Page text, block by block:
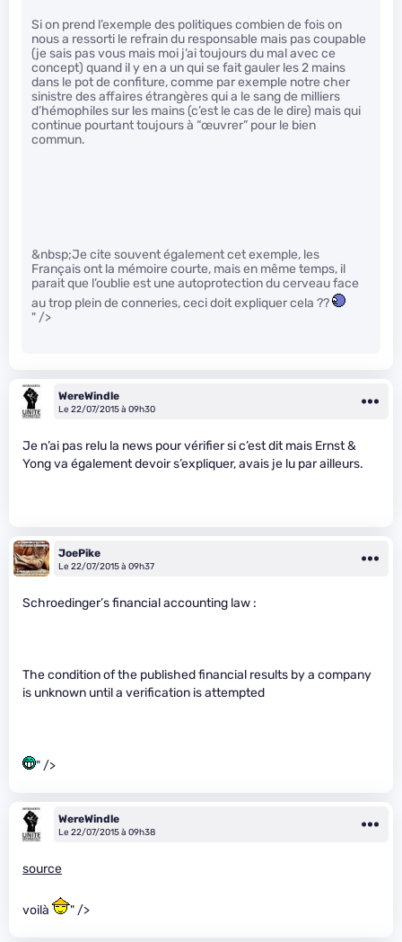
Si on prend l’exemple des politiques combien de fois on
nous a ressorti le refrain du responsable mais pas coupable
(je sais pas vous mais moi j’ai toujours du mal avec ce
concept) quand il y en a un qui se fait gauler les 2 mains
dans le pot de confiture, comme par exemple notre cher
sinistre des affaires étrangères qui a le sang de milliers
d’hémophiles sur les mains (c’est le cas de le dire) mais qui
continue pourtant toujours à “œuvrer” pour le bien
commun.
&nbsp;Je cite souvent également cet exemple, les
Français ont la mémoire courte, mais en même temps, il
parait que l’oublie est une autoprotection du cerveau face
au trop plein de conneries, ceci doit expliquer cela ??
" />
WereWindle
Le 22/07/2015 à 09h30
Je n’ai pas relu la news pour vérifier si c’est dit mais Ernst &
Yong va également devoir s’expliquer, avais je lu par ailleurs.
JoePike
Le 22/07/2015 à 09h37
Schroedinger’s financial accounting law :
The condition of the published financial results by a company
is unknown until a verification is attempted
" />
WereWindle
Le 22/07/2015 à 09h38
source
voilà " />